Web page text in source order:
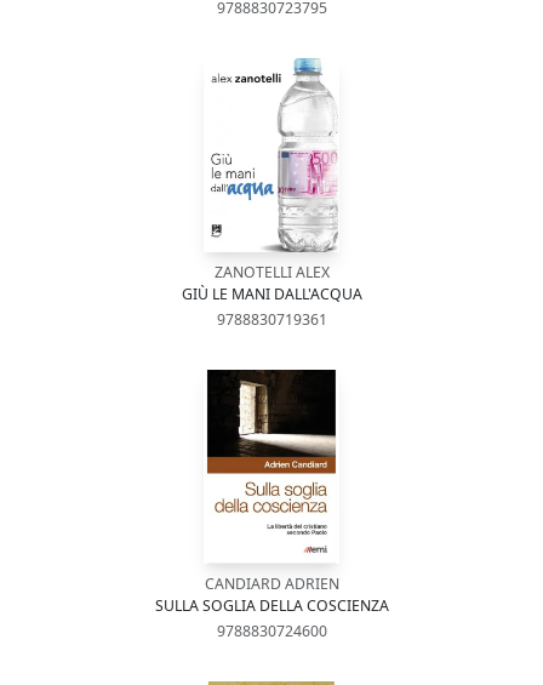
9788830723795
ZANOTELLI ALEX
GIÙ LE MANI DALL'ACQUA
9788830719361
CANDIARD ADRIEN
SULLA SOGLIA DELLA COSCIENZA
9788830724600